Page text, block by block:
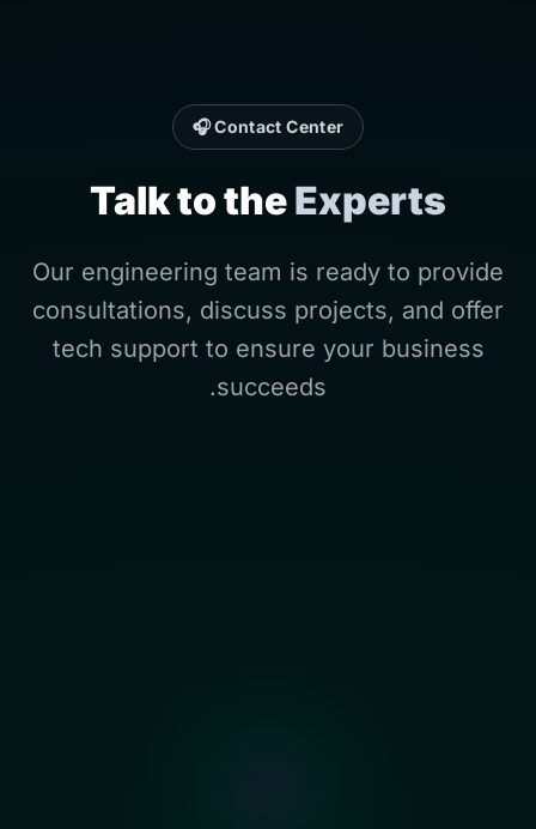
Contact Center 🎧
Talk to theExperts
Our engineering team is ready to provide
consultations, discuss projects, and offer
tech support to ensure your business
succeeds.